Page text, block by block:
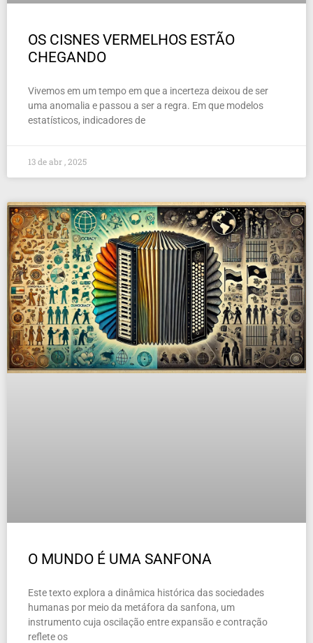
OS CISNES VERMELHOS ESTÃO
CHEGANDO
Vivemos em um tempo em que a incerteza deixou de ser
uma anomalia e passou a ser a regra. Em que modelos
estatísticos, indicadores de
13 de abr , 2025
O MUNDO É UMA SANFONA
Este texto explora a dinâmica histórica das sociedades
humanas por meio da metáfora da sanfona, um
instrumento cuja oscilação entre expansão e contração
reflete os